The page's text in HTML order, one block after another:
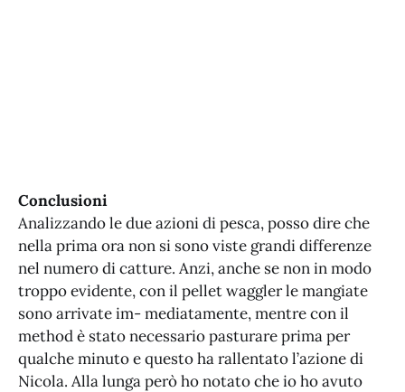
Conclusioni
Analizzando le due azioni di pesca, posso dire che
nella prima ora non si sono viste grandi differenze
nel numero di catture. Anzi, anche se non in modo
troppo evidente, con il pellet waggler le mangiate
sono arrivate im- mediatamente, mentre con il
method è stato necessario pasturare prima per
qualche minuto e questo ha rallentato l’azione di
Nicola. Alla lunga però ho notato che io ho avuto